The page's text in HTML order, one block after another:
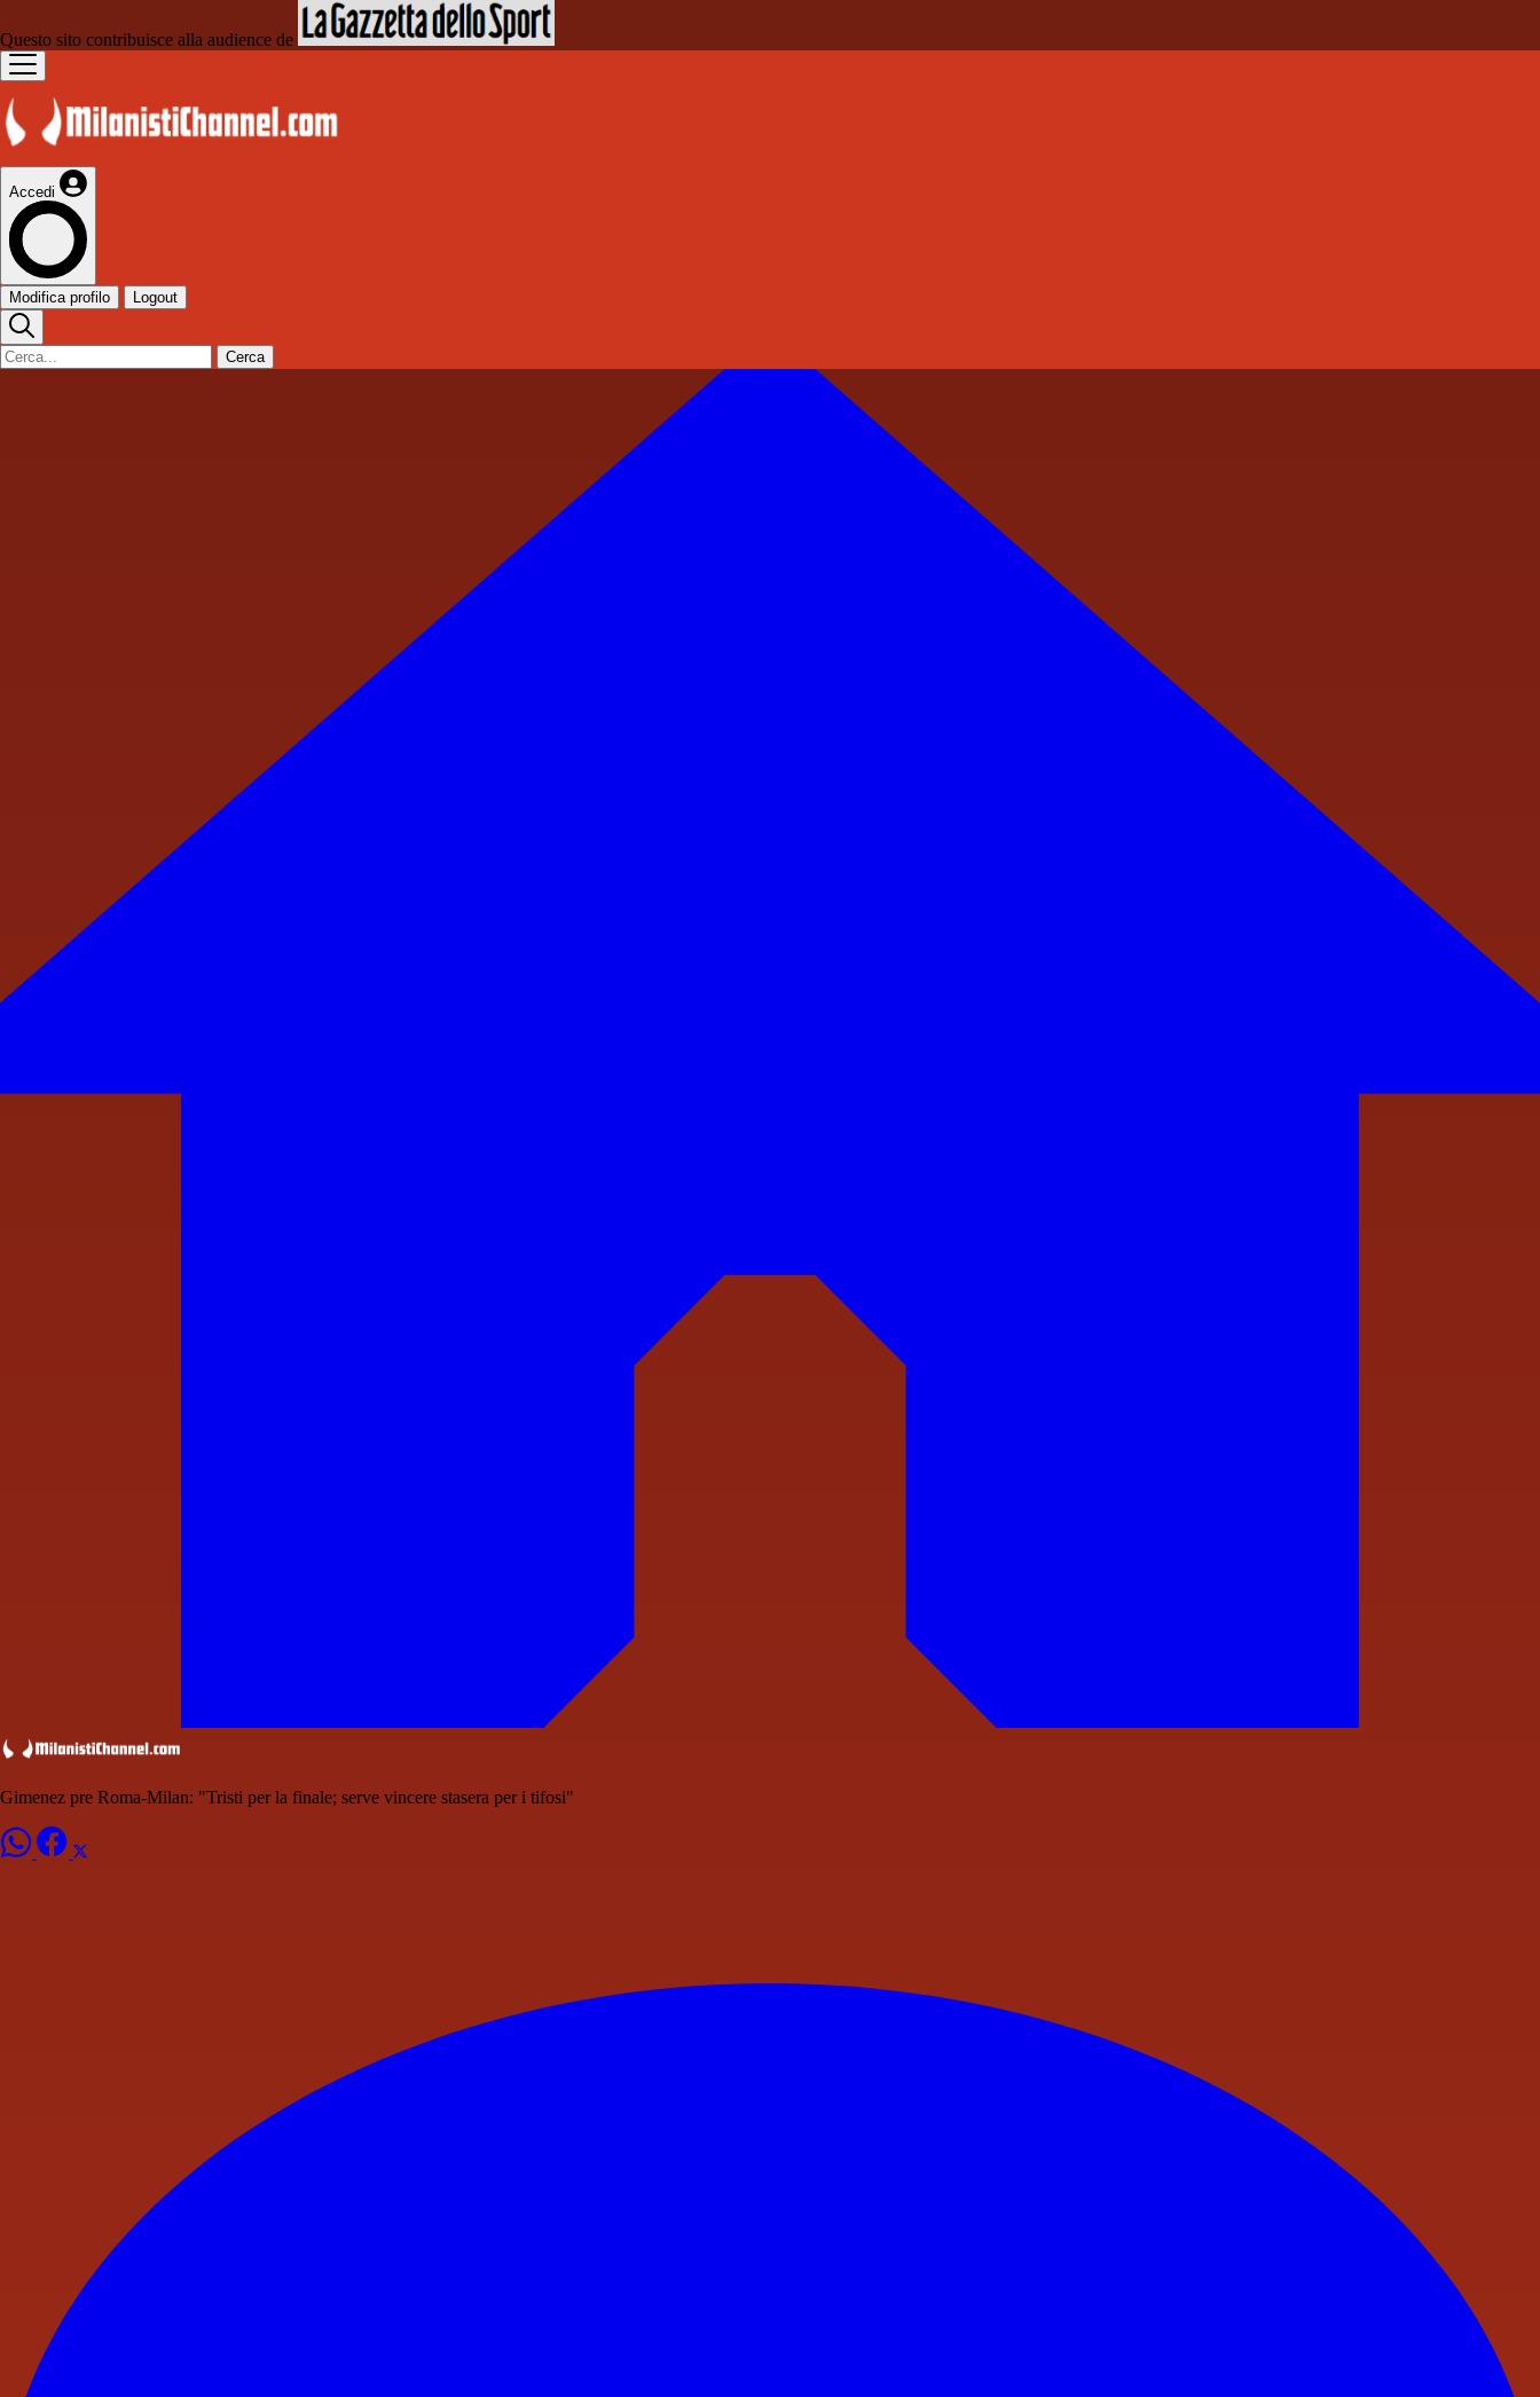
Questo sito contribuisce alla audience de
Accedi
Modifica profilo Logout
Cerca
Gimenez pre Roma-Milan: "Tristi per la finale; serve vincere stasera per i tifosi"